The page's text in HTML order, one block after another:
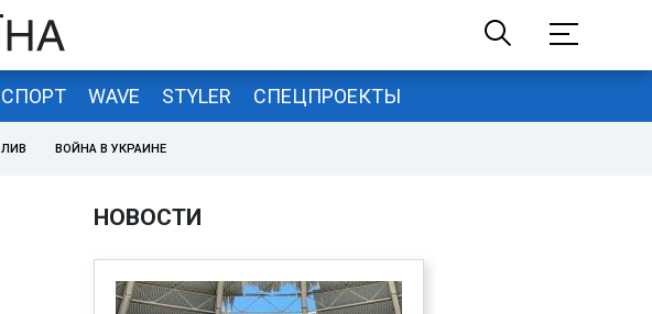
СПОРТ WAVE STYLER СПЕЦПРОЕКТЫ
ВОЙНА В УКРАИНЕ
НОВОСТИ